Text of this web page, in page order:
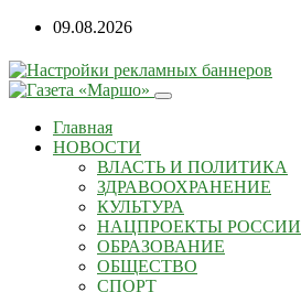
09.08.2026
Главная
НОВОСТИ
ВЛАСТЬ И ПОЛИТИКА
ЗДРАВООХРАНЕНИЕ
КУЛЬТУРА
НАЦПРОЕКТЫ РОССИИ
ОБРАЗОВАНИЕ
ОБЩЕСТВО
СПОРТ